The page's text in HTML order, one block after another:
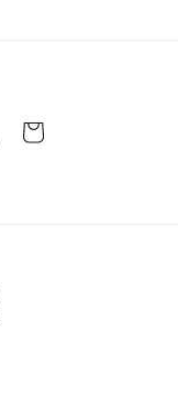
Carrito